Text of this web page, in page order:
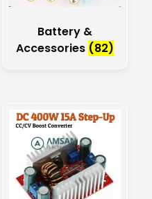
Battery &
Accessories (82)